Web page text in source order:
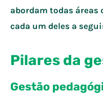
abordam todas áreas
cada um deles a
Pilares da
Gestão